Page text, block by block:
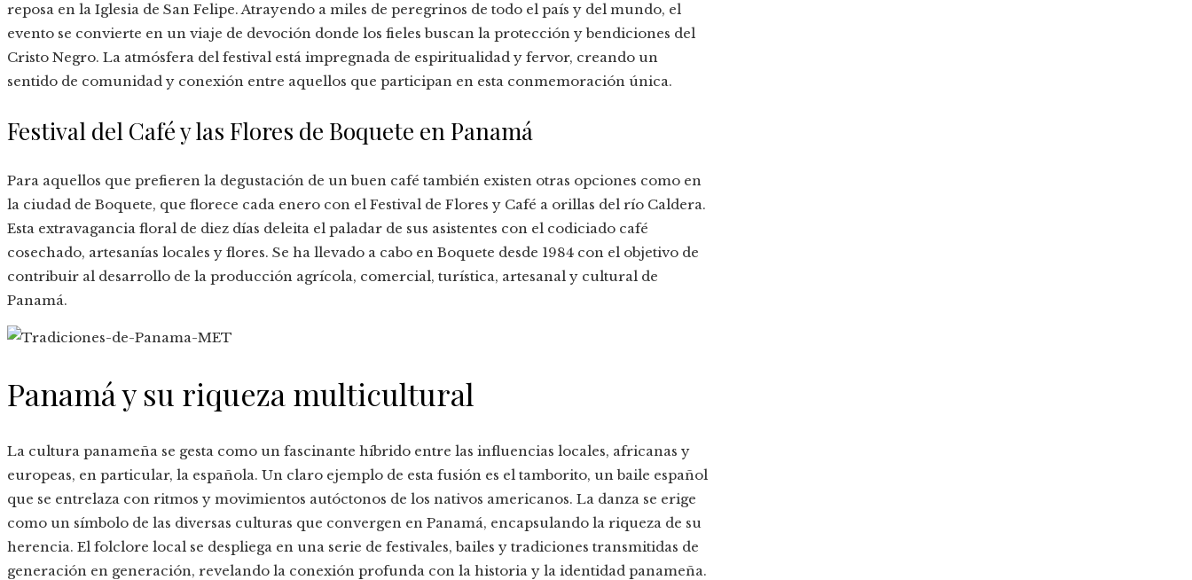
reposa en la Iglesia de San Felipe. Atrayendo a miles de peregrinos de todo el país y del mundo, el
evento se convierte en un viaje de devoción donde los fieles buscan la protección y bendiciones del
Cristo Negro. La atmósfera del festival está impregnada de espiritualidad y fervor, creando un
sentido de comunidad y conexión entre aquellos que participan en esta conmemoración única.
Festival del Café y las Flores de Boquete en Panamá
Para aquellos que prefieren la degustación de un buen café también existen otras opciones como en
la ciudad de Boquete, que florece cada enero con el Festival de Flores y Café a orillas del río Caldera.
Esta extravagancia floral de diez días deleita el paladar de sus asistentes con el codiciado café
cosechado, artesanías locales y flores. Se ha llevado a cabo en Boquete desde 1984 con el objetivo de
contribuir al desarrollo de la producción agrícola, comercial, turística, artesanal y cultural de
Panamá.
Panamá y su riqueza multicultural
La cultura panameña se gesta como un fascinante híbrido entre las influencias locales, africanas y
europeas, en particular, la española. Un claro ejemplo de esta fusión es el tamborito, un baile español
que se entrelaza con ritmos y movimientos autóctonos de los nativos americanos. La danza se erige
como un símbolo de las diversas culturas que convergen en Panamá, encapsulando la riqueza de su
herencia. El folclore local se despliega en una serie de festivales, bailes y tradiciones transmitidas de
generación en generación, revelando la conexión profunda con la historia y la identidad panameña.